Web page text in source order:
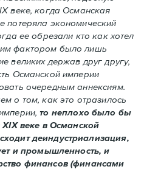
веке, когда Османская
потеряла экономический
ее обрезали кто как хотел
фактором было лишь
великих держав друг другу,
Османской империи
очередным аннексиям.
о том, как это отразилось
то неплохо было бы
XIX веке в Османской
деиндустриализация,
и промышленность, и
финансов (финансами